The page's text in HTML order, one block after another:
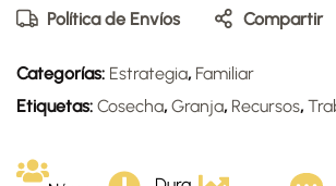
Política de Envíos Compartir
Categorías: Estrategia, Familiar
Etiquetas: Cosecha, Granja, Recursos,